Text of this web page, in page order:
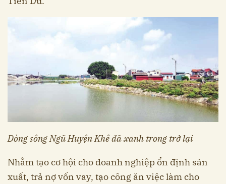
Dòng sông Ngũ Huyện Khê đã xanh trong trở lại
Nhằm tạo cơ hội cho doanh nghiệp ổn định sản
xuất, trả nợ vốn vay, tạo công ăn việc làm cho